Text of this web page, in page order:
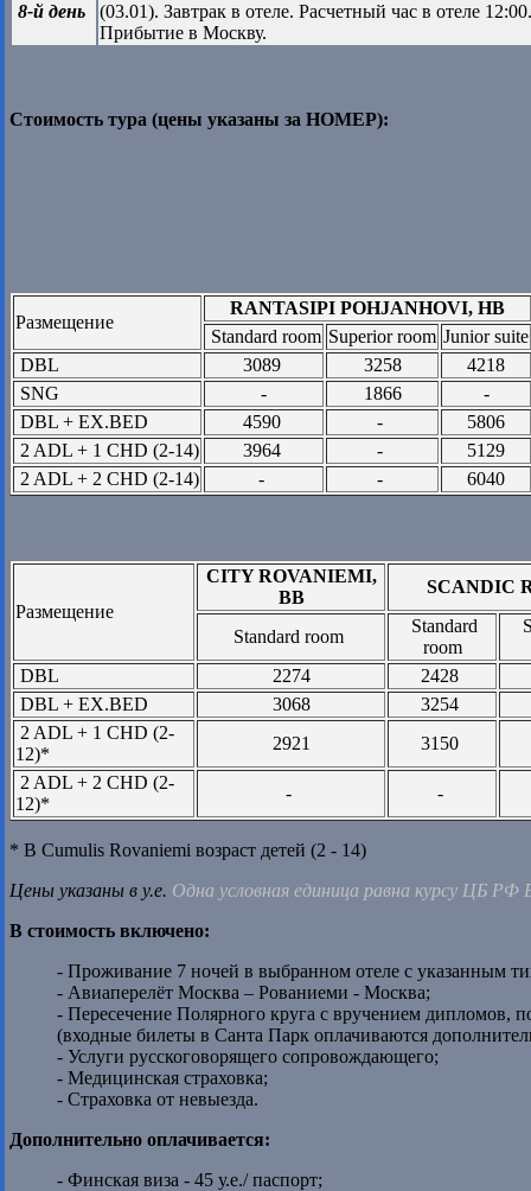
8-й день
(03.01). Завтрак в отеле. Расчетный час в отеле
Прибытие в Москву.
Стоимость тура (цены указаны за НОМЕР):
Размещение
RANTASIPI POHJANHOVI, HB
Standard room Superior room Junior suite
DBL
3089 3258
4218
SNG
- 1866
-
DBL + EX.BED
4590 -
5806
2 ADL + 1 CHD (2-14)
3964 -
5129
2 ADL + 2 CHD (2-14)
- - 6040
Размещение
CITY ROVANIEMI,
BB
SCANDIC
Standard room
Standard
room
DBL 2274
2428
DBL + EX.BED
3068
3254
2 ADL + 1 CHD (2-
12)*
2921
3150
2 ADL + 2 CHD (2-
12)*
- -
* В Cumulis Rovaniemi возраст детей (2 - 14)
Цены указаны в у.е. Одна условная единица равна курсу ЦБ РФ
В стоимость включено:
- Проживание 7 ночей в выбранном отеле с указанным
- Авиаперелёт Москва – Рованиеми - Москва;
- Пересечение Полярного круга с вручением дипломов,
(входные билеты в Санта Парк оплачиваются
- Услуги русскоговорящего сопровождающего;
- Медицинская страховка;
- Страховка от невыезда.
Дополнительно оплачивается:
- Финская виза - 45 у.е./ паспорт;